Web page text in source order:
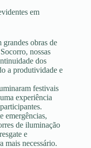
em
grandes obras de
nossas
dos
a produtividade e
festivais
experiência
emergências,
de iluminação
e
mais necessário.